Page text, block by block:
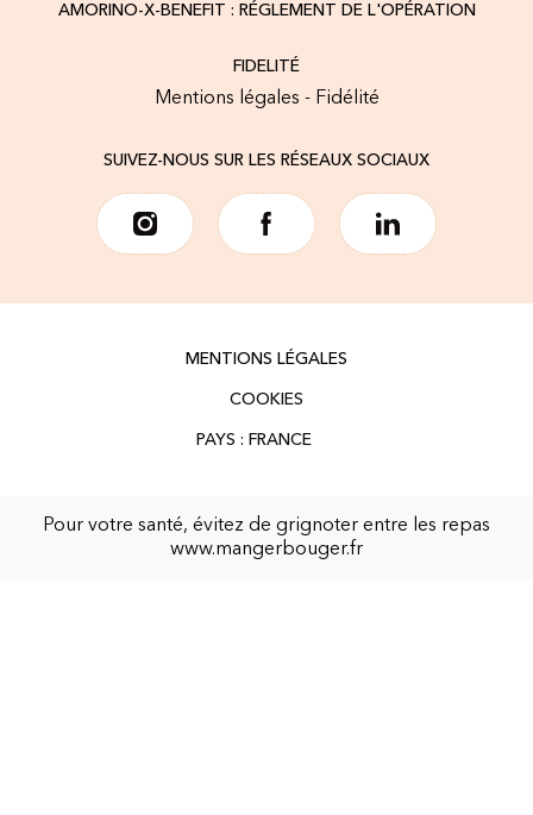
AMORINO-X-BENEFIT : RÉGLEMENT DE L'OPÉRATION
FIDELITÉ
Mentions légales - Fidélité
SUIVEZ-NOUS SUR LES RÉSEAUX SOCIAUX
MENTIONS LÉGALES
COOKIES
Pour votre santé, évitez de grignoter entre les repas
www.mangerbouger.fr